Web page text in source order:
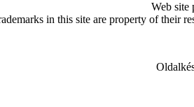
Web site
in this site are property of their